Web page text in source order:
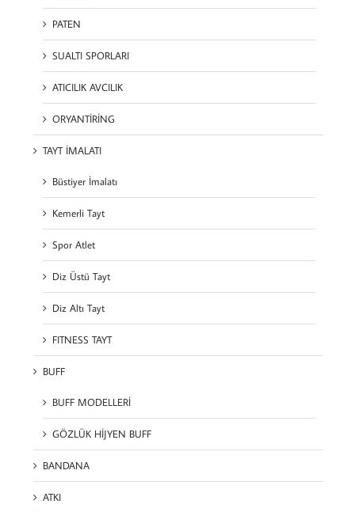
PATEN
SUALTI SPORLARI
ATICILIK AVCILIK
ORYANTİRİNG
TAYT İMALATI
Büstiyer İmalatı
Kemerli Tayt
Spor Atlet
Diz Üstü Tayt
Diz Altı Tayt
FITNESS TAYT
BUFF
BUFF MODELLERİ
GÖZLÜK HİJYEN BUFF
BANDANA
ATKI